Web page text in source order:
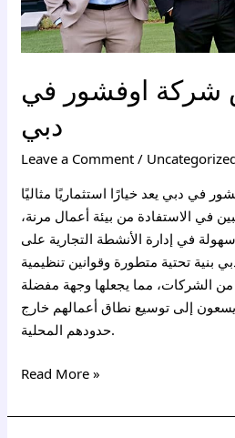
شركة اوفشور في
دبي
Leave a Comment /
في دبي يعد خيارًا استثماريًا مثاليًا
في الاستفادة من بيئة أعمال مرنة،
في إدارة الأنشطة التجارية على
بنية تحتية متطورة وقوانين تنظيمية
الشركات، مما يجعلها وجهة مفضلة
إلى توسيع نطاق أعمالهم خارج
حدودهم المحلية.
Read More »